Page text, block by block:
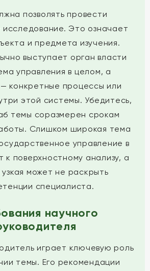
позволять провести
Это означает
и предмета изучения.
выступает орган власти
управления в целом, а
конкретные процессы или
этой системы. Убедитесь,
темы соразмерен срокам
Слишком широкая тема
управление в
к поверхностному анализу, а
может не раскрыть
специалиста.
научного
играет ключевую роль
темы. Его рекомендации